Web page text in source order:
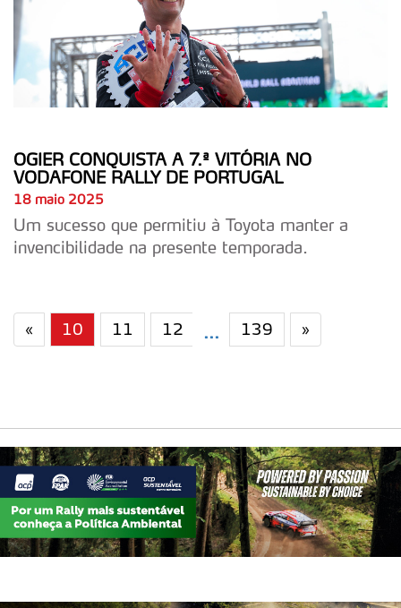
Consulte a política de cookies do site.
OGIER CONQUISTA A 7.ª VITÓRIA NO
VODAFONE RALLY DE PORTUGAL
18 maio 2025
Um sucesso que permitiu à Toyota manter a
invencibilidade na presente temporada.
« 10 11 12 ... 139 »